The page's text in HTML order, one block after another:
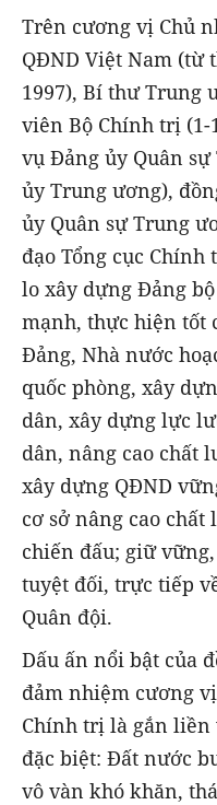
Trên cương vị Chủ
QĐND Việt Nam (từ
1997), Bí thư Trung
viên Bộ Chính trị (1-
vụ Đảng ủy Quân
ủy Trung ương),
ủy Quân sự Trung
đạo Tổng cục
lo xây dựng Đảng
mạnh, thực hiện tốt
Đảng, Nhà nước
quốc phòng, xây
dân, xây dựng lực
dân, nâng cao chất
xây dựng QĐND
cơ sở nâng cao
chiến đấu; giữ
tuyệt đối, trực tiếp
Quân đội.
Dấu ấn nổi bật của
đảm nhiệm cương
Chính trị là gắn
đặc biệt: Đất nước
vô vàn khó khăn,